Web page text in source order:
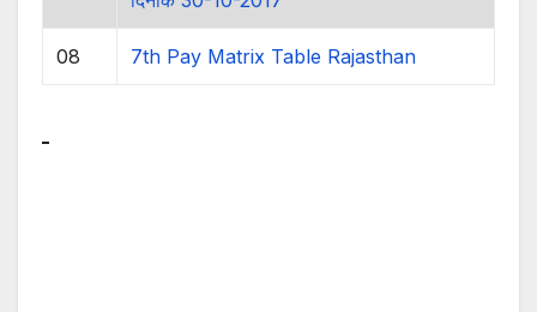
08 7th Pay Matrix Table Rajasthan